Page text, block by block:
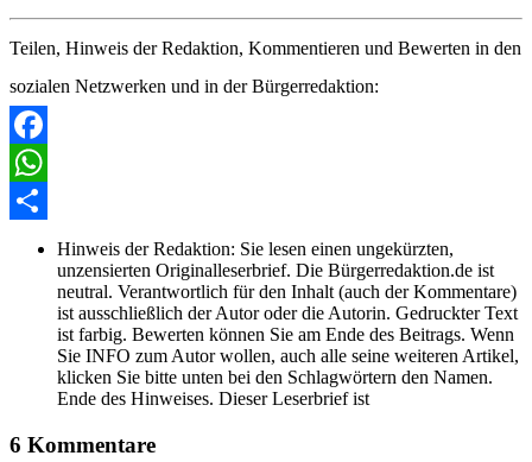
Teilen, Hinweis der Redaktion, Kommentieren und Bewerten in den
sozialen Netzwerken und in der Bürgerredaktion:
Facebook
WhatsApp
Hinweis der Redaktion: Sie lesen einen ungekürzten,
unzensierten Originalleserbrief. Die Bürgerredaktion.de ist
neutral. Verantwortlich für den Inhalt (auch der Kommentare)
ist ausschließlich der Autor oder die Autorin. Gedruckter Text
ist farbig. Bewerten können Sie am Ende des Beitrags. Wenn
Sie INFO zum Autor wollen, auch alle seine weiteren Artikel,
klicken Sie bitte unten bei den Schlagwörtern den Namen.
Ende des Hinweises. Dieser Leserbrief ist
6 Kommentare